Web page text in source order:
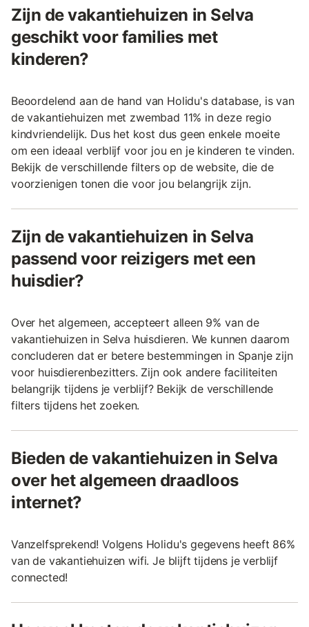
Zijn de vakantiehuizen in Selva
geschikt voor families met
kinderen?
Beoordelend aan de hand van Holidu's database, is van
de vakantiehuizen met zwembad 11% in deze regio
kindvriendelijk. Dus het kost dus geen enkele moeite
om een ideaal verblijf voor jou en je kinderen te vinden.
Bekijk de verschillende filters op de website, die de
voorzienigen tonen die voor jou belangrijk zijn.
Zijn de vakantiehuizen in Selva
passend voor reizigers met een
huisdier?
Over het algemeen, accepteert alleen 9% van de
vakantiehuizen in Selva huisdieren. We kunnen daarom
concluderen dat er betere bestemmingen in Spanje zijn
voor huisdierenbezitters. Zijn ook andere faciliteiten
belangrijk tijdens je verblijf? Bekijk de verschillende
filters tijdens het zoeken.
Bieden de vakantiehuizen in Selva
over het algemeen draadloos
internet?
Vanzelfsprekend! Volgens Holidu's gegevens heeft 86%
van de vakantiehuizen wifi. Je blijft tijdens je verblijf
connected!